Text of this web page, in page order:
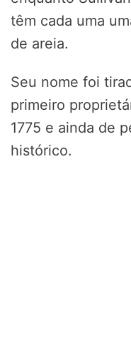
têm cada uma
de areia.
Seu nome foi
primeiro
1775 e ainda de
histórico.